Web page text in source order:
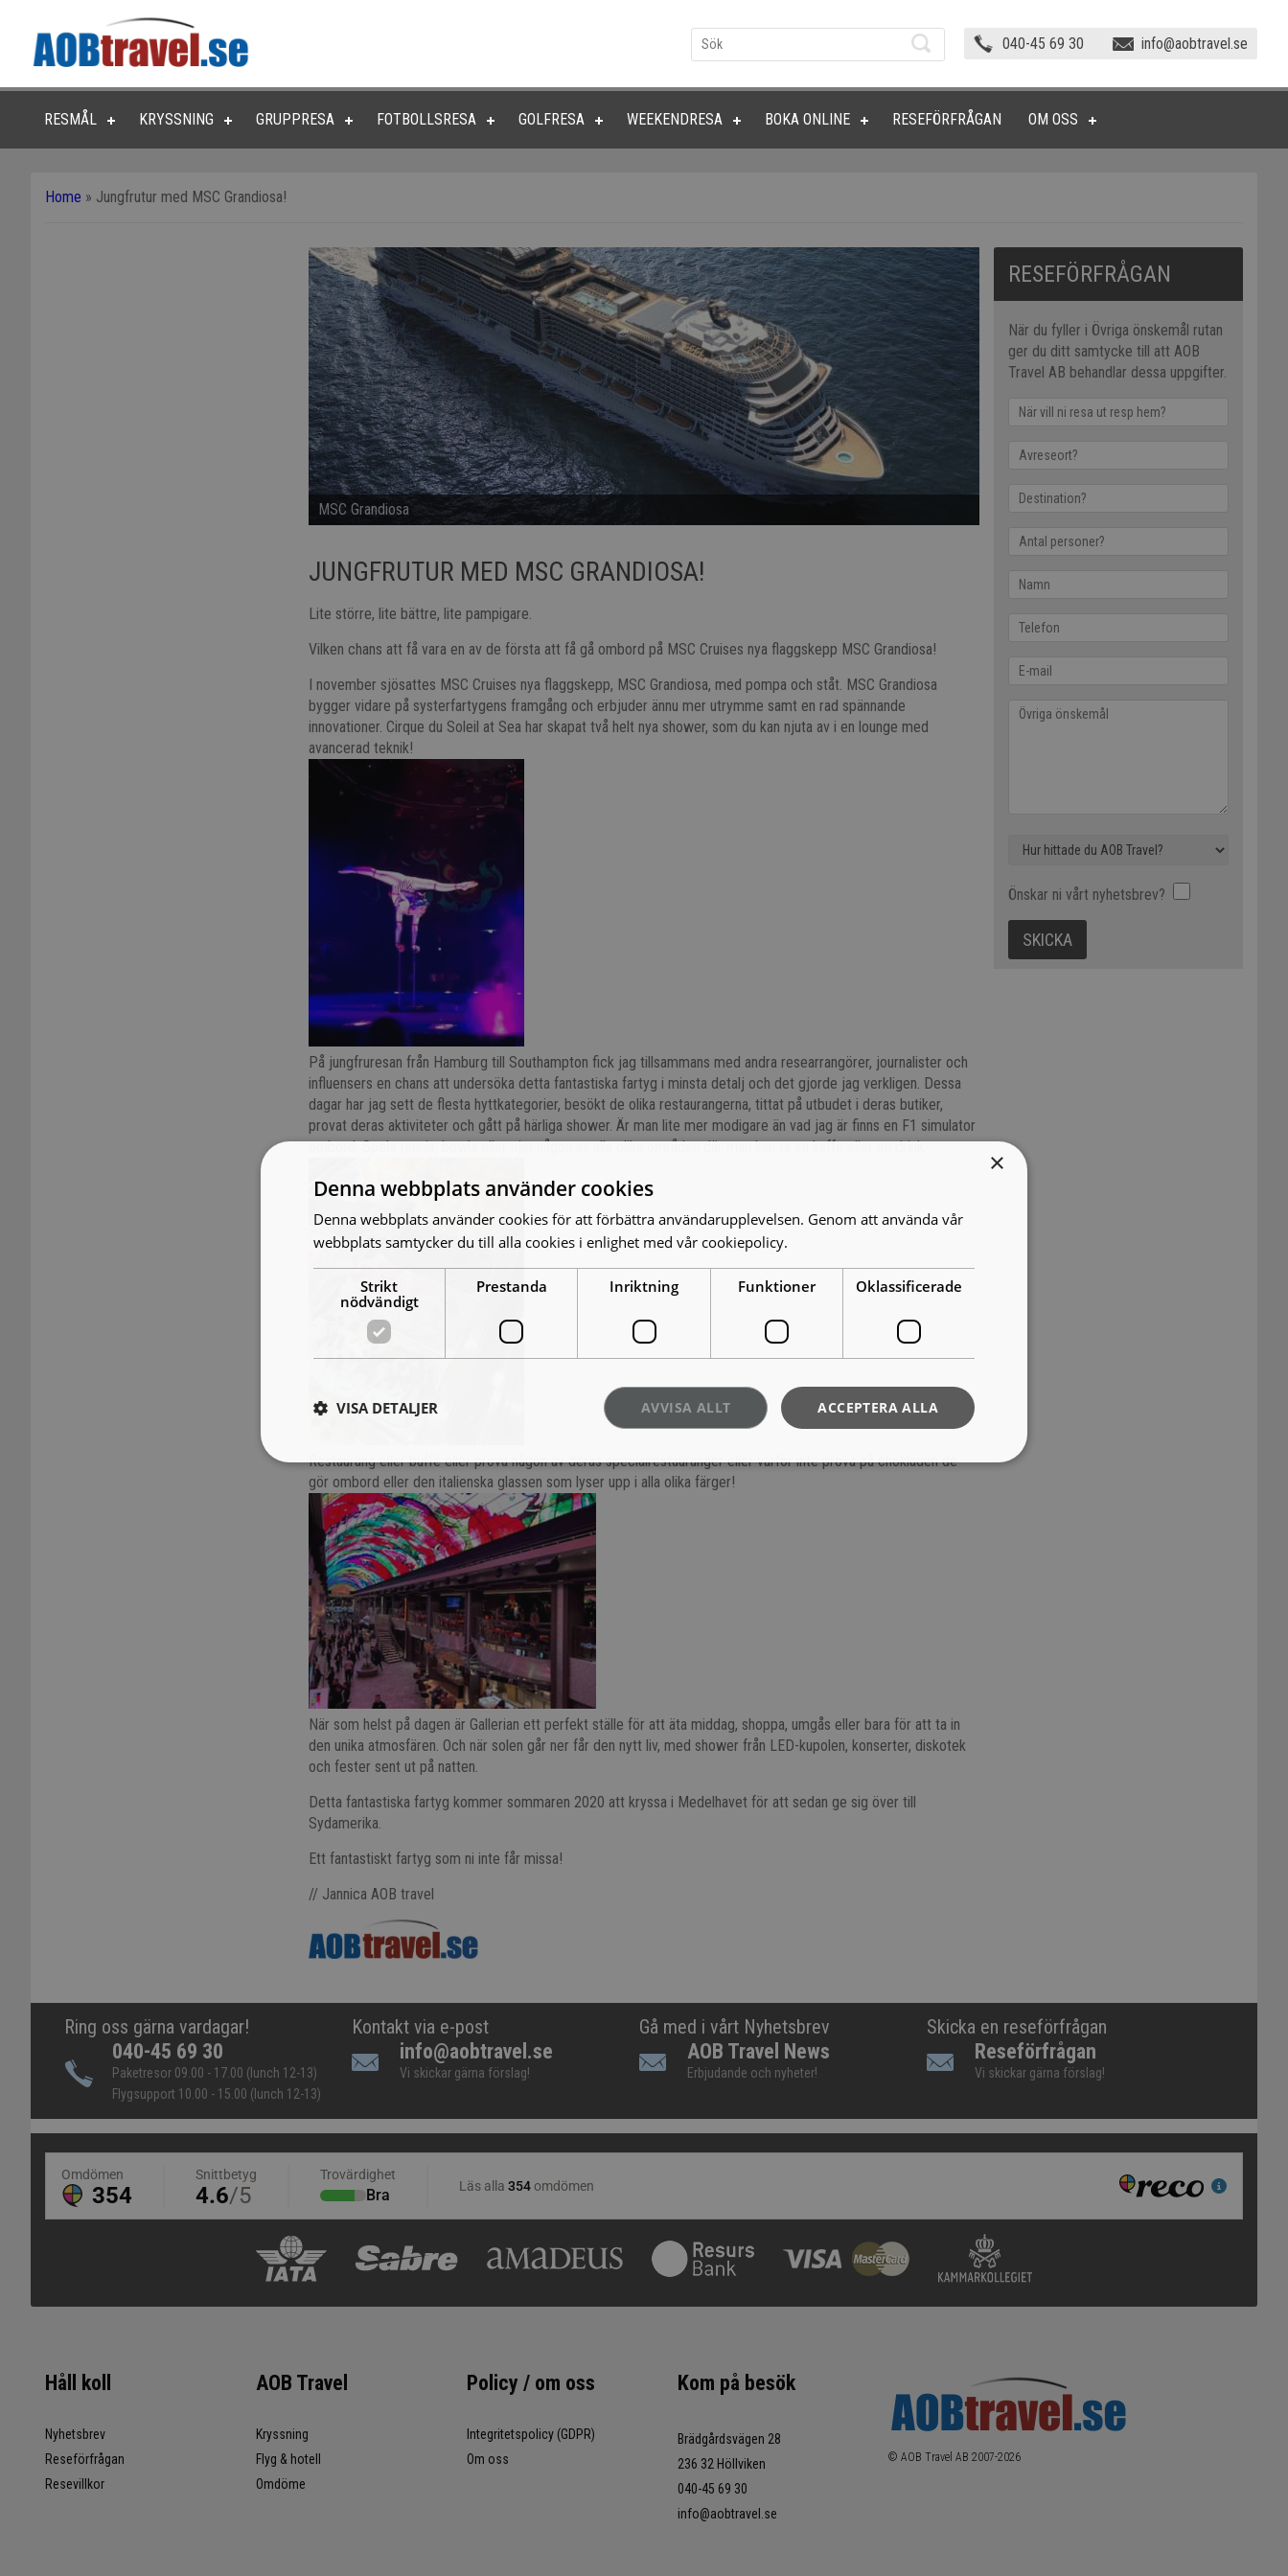
040-45 69 30 info@aobtravel.se
RESMÅL KRYSSNING GRUPPRESA FOTBOLLSRESA GOLFRESA WEEKENDRESA BOKA ONLINE RESEFÖRFRÅGAN OM OSS
Home » Jungfrutur med MSC Grandiosa!
MSC Grandiosa
JUNGFRUTUR MED MSC GRANDIOSA!
Lite större, lite bättre, lite pampigare.
Vilken chans att få vara en av de första att få gå ombord på MSC Cruises nya flaggskepp MSC Grandiosa!
I november sjösattes MSC Cruises nya flaggskepp, MSC Grandiosa, med pompa och ståt. MSC Grandiosa
bygger vidare på systerfartygens framgång och erbjuder ännu mer utrymme samt en rad spännande
innovationer. Cirque du Soleil at Sea har skapat två helt nya shower, som du kan njuta av i en lounge med
avancerad teknik!
På jungfruresan från Hamburg till Southampton fick jag tillsammans med andra researrangörer, journalister och
influensers en chans att undersöka detta fantastiska fartyg i minsta detalj och det gjorde jag verkligen. Dessa
dagar har jag sett de flesta hyttkategorier, besökt de olika restaurangerna, tittat på utbudet i deras butiker,
provat deras aktiviteter och gått på härliga shower. Är man lite mer modigare än vad jag är finns en F1 simulator
ombord. Spela tennis, bowla eller njut någon av alla olika områden där man kan ta en kaffe eller en drink.
Restaurang eller buffé eller prova någon av deras specialrestauranger eller varför inte prova på chokladen de
gör ombord eller den italienska glassen som lyser upp i alla olika färger!
När som helst på dagen är Gallerian ett perfekt ställe för att äta middag, shoppa, umgås eller bara för att ta in
den unika atmosfären. Och när solen går ner får den nytt liv, med shower från LED-kupolen, konserter, diskotek
och fester sent ut på natten.
Detta fantastiska fartyg kommer sommaren 2020 att kryssa i Medelhavet för att sedan ge sig över till
Sydamerika.
Ett fantastiskt fartyg som ni inte får missa!
// Jannica AOB travel
RESEFÖRFRÅGAN
När du fyller i Övriga önskemål rutan
ger du ditt samtycke till att AOB
Travel AB behandlar dessa uppgifter.
Önskar ni vårt nyhetsbrev?
Ring oss gärna vardagar!
040-45 69 30
Paketresor 09.00 - 17.00 (lunch 12-13)
Flygsupport 10.00 - 15.00 (lunch 12-13)
Kontakt via e-post
info@aobtravel.se
Vi skickar gärna förslag!
Gå med i vårt Nyhetsbrev
AOB Travel News
Erbjudande och nyheter!
Skicka en reseförfrågan
Reseförfrågan
Vi skickar gärna förslag!
Håll koll
Nyhetsbrev
Reseförfrågan
Resevillkor
AOB Travel
Kryssning
Flyg & hotell
Omdöme
Policy / om oss
Integritetspolicy (GDPR)
Om oss
Kom på besök
Brädgårdsvägen 28
236 32 Höllviken
040-45 69 30
info@aobtravel.se
© AOB Travel AB 2007-2026
×
Denna webbplats använder cookies
Denna webbplats använder cookies för att förbättra användarupplevelsen. Genom att använda vår
webbplats samtycker du till alla cookies i enlighet med vår cookiepolicy.
Strikt
nödvändigt
Prestanda Inriktning Funktioner Oklassificerade
ACCEPTERA ALLA
AVVISA ALLT
VISA DETALJER